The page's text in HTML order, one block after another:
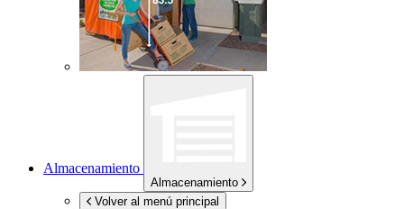
Almacenamiento
Almacenamiento
Volver al menú principal